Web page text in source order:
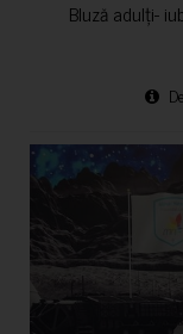
Bluză adulți-